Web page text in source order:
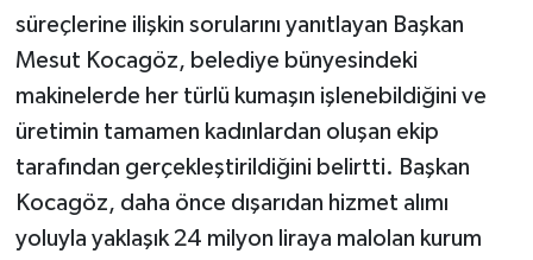
süreçlerine ilişkin sorularını yanıtlayan Başkan
Mesut Kocagöz, belediye bünyesindeki
makinelerde her türlü kumaşın işlenebildiğini ve
üretimin tamamen kadınlardan oluşan ekip
tarafından gerçekleştirildiğini belirtti. Başkan
Kocagöz, daha önce dışarıdan hizmet alımı
yoluyla yaklaşık 24 milyon liraya malolan kurum